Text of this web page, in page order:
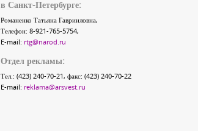
в Санкт-Петербурге:
Романенко Татьяна Гаврииловна,
Телефон: 8-921-765-5754,
E-mail: rtg@narod.ru
Отдел рекламы:
Тел.: (423) 240-70-21, факс: (423) 240-70-22
E-mail: reklama@arsvest.ru